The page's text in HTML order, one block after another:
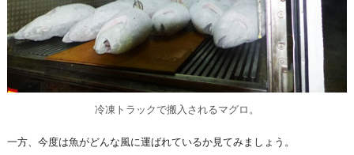
冷凍トラックで搬入されるマグロ。
一方、今度は魚がどんな風に運ばれているか見てみましょう。